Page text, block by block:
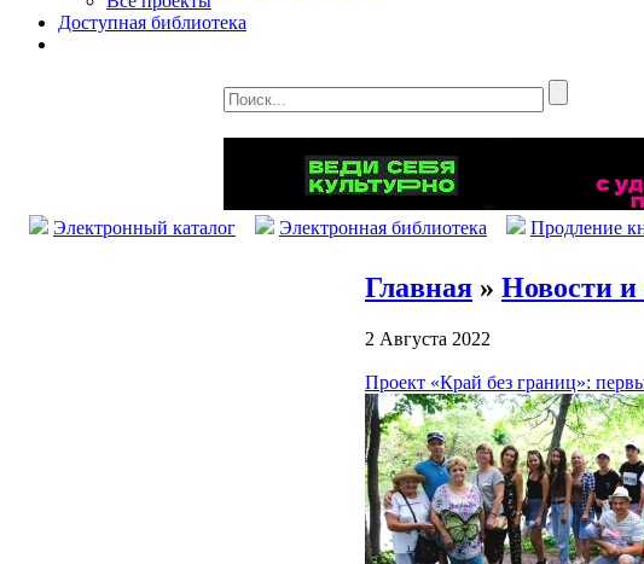
Доступная библиотека
Электронный каталог Электронная библиотека Продление
Главная » Новости
2 Августа 2022
Проект «Край без границ»: